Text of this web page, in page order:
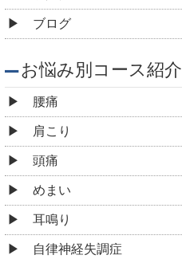
ブログ
お悩み別コース紹介
腰痛
肩こり
頭痛
めまい
耳鳴り
自律神経失調症